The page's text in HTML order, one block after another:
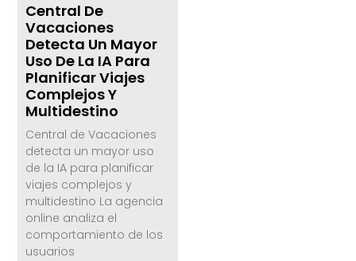
Central De
Vacaciones
Detecta Un Mayor
Uso De La IA Para
Planificar Viajes
Complejos Y
Multidestino
Central de Vacaciones
detecta un mayor uso
de la IA para planificar
viajes complejos y
multidestino La agencia
online analiza el
comportamiento de los
usuarios